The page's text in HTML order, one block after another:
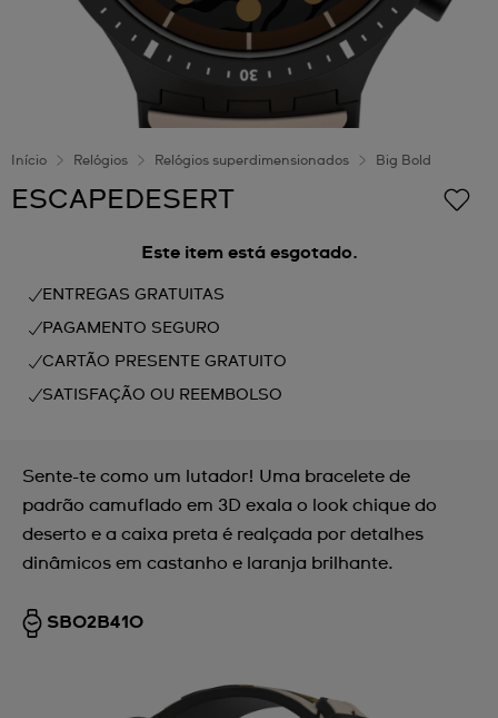
Início Relógios Relógios superdimensionados Big Bold
ESCAPEDESERT
Este item está esgotado.
ENTREGAS GRATUITAS
PAGAMENTO SEGURO
CARTÃO PRESENTE GRATUITO
SATISFAÇÃO OU REEMBOLSO
Sente-te como um lutador! Uma bracelete de
padrão camuflado em 3D exala o look chique do
deserto e a caixa preta é realçada por detalhes
dinâmicos em castanho e laranja brilhante.
SB02B410